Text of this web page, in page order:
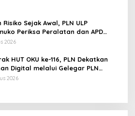
Risiko Sejak Awal, PLN ULP
Periksa Peralatan dan APD
secara Rutin
2026
HUT OKU ke-116, PLN Dekatkan
Digital melalui Gelegar PLN
2026
2026